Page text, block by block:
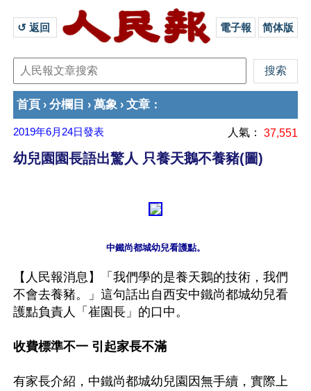
↺ 返回 電子報 简体版
首頁 › 分欄目 › 萬象 › 文章 ：
2019年6月24日發表 人氣： 37,551
幼兒園園長語出驚人 只養天鵝不養豬(圖)
【人民報消息】「我們學的是養天鵝的技術，我們
不會去養豬。」這句話出自西安中鐵尚都城幼兒看
護點負責人「崔園長」的口中。
收費標準不一 引起家長不滿
有家長介紹，中鐵尚都城幼兒園因無手續，實際上